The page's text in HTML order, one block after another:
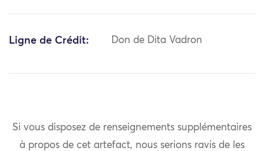
Ligne de Crédit: Don de Dita Vadron
Si vous disposez de renseignements supplémentaires
à propos de cet artefact, nous serions ravis de les